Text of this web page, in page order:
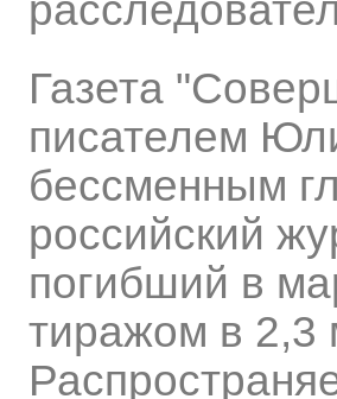
Газета
писателем
бессменным
российский
погибший в
тиражом в 2,3